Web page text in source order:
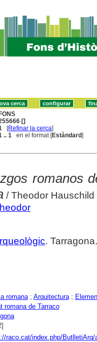
[]
[Refinar la cerca]
.. 1 en el format [Estàndard]
romanos
/ Theodor Hauschild
.
romana; Arquitectura;
romana de Tarraco
raco.cat/index.php/ButlletiArq/